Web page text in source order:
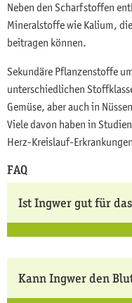
Neben den Scharfstoffen
Mineralstoffe wie Kalium,
beitragen können.
Sekundäre Pflanzenstoffe
unterschiedlichen
Gemüse, aber auch in
Viele davon haben in
Herz-Kreislauf-
FAQ
Ist Ingwer gut für
Kann Ingwer den